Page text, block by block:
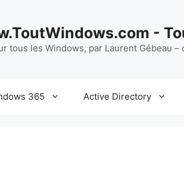
-
tous les Windows, par Laurent Gébeau –
365 Active Directory